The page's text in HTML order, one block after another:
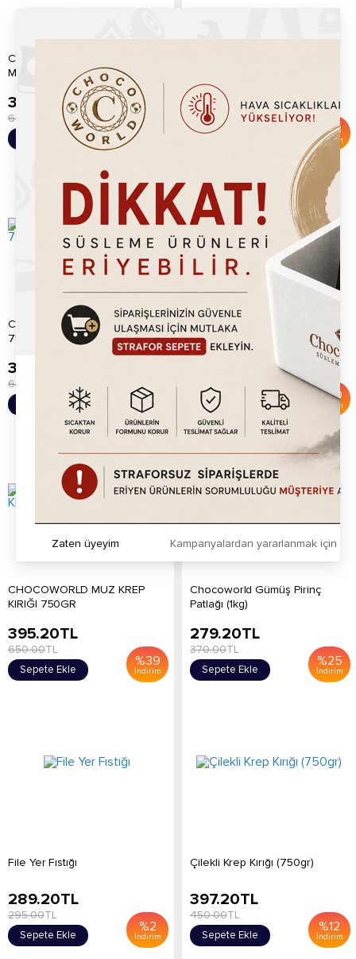
Chocoworld Karpuz
Marshmallow 1kg
%
İndirim
399.20 TL
600.00
Sepete Ekle
%38
İndirim
249.20TL
400.00TL
Chocoworld Kivi Krep Kırığı
750gr
%34
İndirim
395.20
600.00
Sepete Ekle
CHOCOWORLD KARIŞIK
RENKLİ KREP KIRIĞI 750GR
%39
İndirim
650.00
Sepete Ekle
CHOCOWORLD MUZ KREP
KIRIĞI 750GR
%39
İndirim
395.20TL
650.00TL
Sepete Ekle
Chocoworld Gümüş Pirinç
Patlağı (1kg)
%25
İndirim
279.20TL
370.00TL
Sepete Ekle
File Yer Fıstığı
%2
İndirim
289.20TL
295.00TL
Sepete Ekle
Çilekli Krep Kırığı (750gr)
%12
İndirim
397.20TL
450.00TL
Sepete Ekle
Kampanyalardan yararlanmak için
Zaten üyeyim